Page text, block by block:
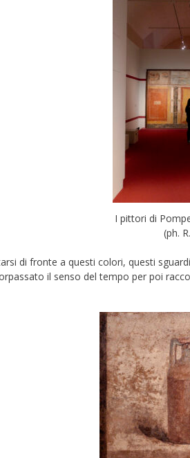
I pittori di
(ph.
di fronte a questi colori, questi
il senso del tempo per poi